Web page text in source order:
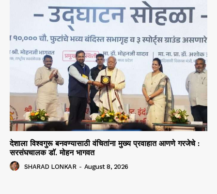
देशाला विश्वगुरू बनवण्यासाठी वंचितांना मुख्य प्रवाहात आणणे गरजेचे :
सरसंघचालक डाॅ. मोहन भागवत
SHARAD LONKAR - August 8, 2026